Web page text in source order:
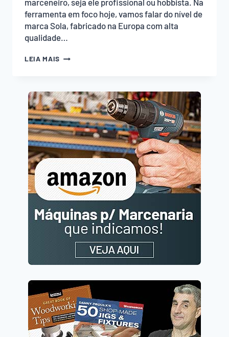
marceneiro, seja ele profissional ou hobbista. Na
ferramenta em foco hoje, vamos falar do nível de
marca Sola, fabricado na Europa com alta
qualidade…
LEIA MAIS NÍVEL